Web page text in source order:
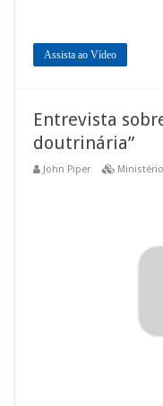
Assista ao Vídeo
Entrevista
doutrinária”
John Piper Ministério